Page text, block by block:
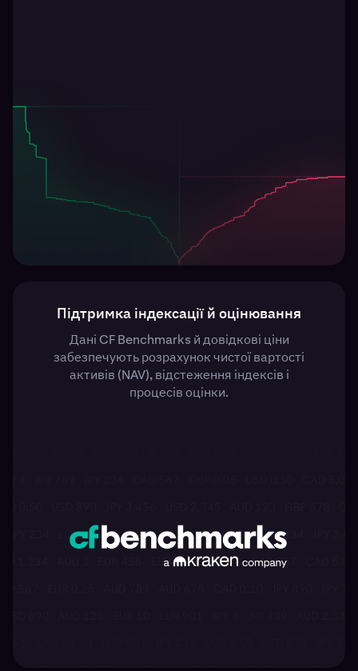
Підтримка індексації й оцінювання
Дані CF Benchmarks й довідкові ціни
забезпечують розрахунок чистої вартості
активів (NAV), відстеження індексів і
процесів оцінки.